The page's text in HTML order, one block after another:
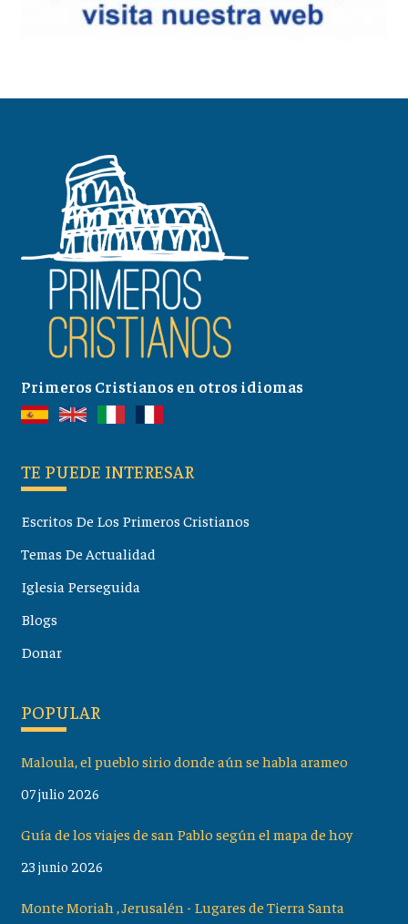
Primeros Cristianos en otros idiomas
TE PUEDE INTERESAR
Escritos De Los Primeros Cristianos
Temas De Actualidad
Iglesia Perseguida
Blogs
Donar
POPULAR
Maloula, el pueblo sirio donde aún se habla arameo
07 julio 2026
Guía de los viajes de san Pablo según el mapa de hoy
23 junio 2026
Monte Moriah , Jerusalén - Lugares de Tierra Santa